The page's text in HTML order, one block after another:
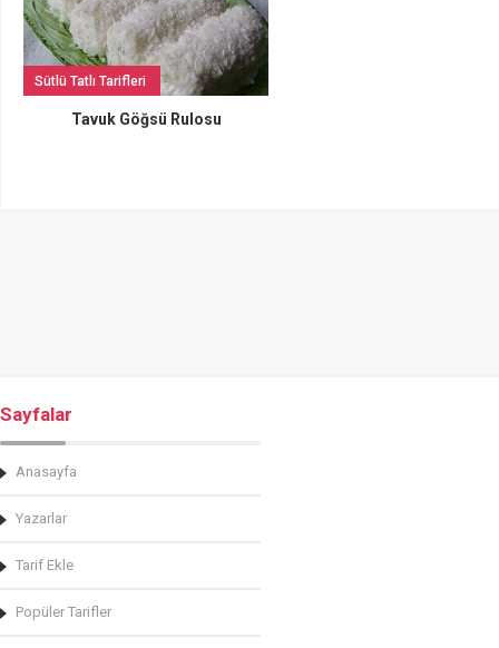
Sütlü Tatlı Tarifleri
Tavuk Göğsü Rulosu
Sayfalar
Anasayfa
Yazarlar
Tarif Ekle
Popüler Tarifler